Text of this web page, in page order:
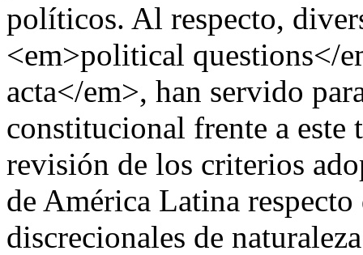
políticos. Al respecto,
<em>political questions</
acta</em>, han servido
constitucional frente a este
revisión de los criterios
de América Latina
discrecionales de